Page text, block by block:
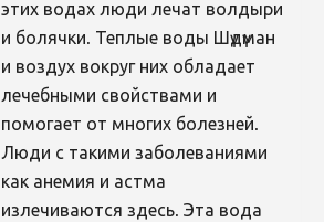
этих водах люди лечат волдыри
и болячки. Теплые воды Шүдүман
и воздух вокруг них обладает
лечебными свойствами и
помогает от многих болезней.
Люди с такими заболеваниями
как анемия и астма
излечиваются здесь. Эта вода